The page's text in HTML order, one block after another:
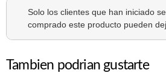
Solo los clientes que han iniciado
comprado este producto pueden
Tambien podrian gustarte